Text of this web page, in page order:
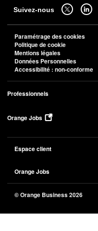
Suivez-nous
Suivez-nous
Paramétrage des cookies
Politique de cookie
Mentions légales
Données Personnelles
Accessibilité : non-conforme
Professionnels
Orange Jobs
Espace client
Orange Jobs
© Orange Business 2026